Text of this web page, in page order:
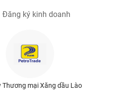
Đăng ký kinh doanh
Thương mại Xăng dầu Lào
Chứng chỉ quỹ